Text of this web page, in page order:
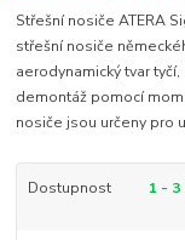
Střešní nosiče ATERA
střešní nosiče
aerodynamický tvar
demontáž pomocí
nosiče jsou určeny pro
Dostupnost 1 - 3